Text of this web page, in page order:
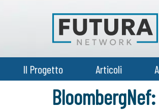
Il Progetto Articoli